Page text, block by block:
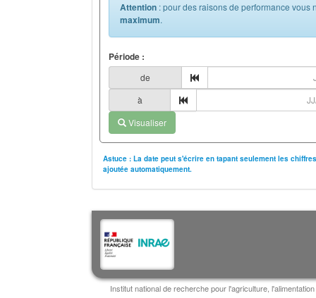
Attention : pour des raisons de performance
maximum.
Période :
de
à
Visualiser
Astuce : La date peut s'écrire en tapant seulement les
ajoutée automatiquement.
Institut national de recherche pour l'agriculture,